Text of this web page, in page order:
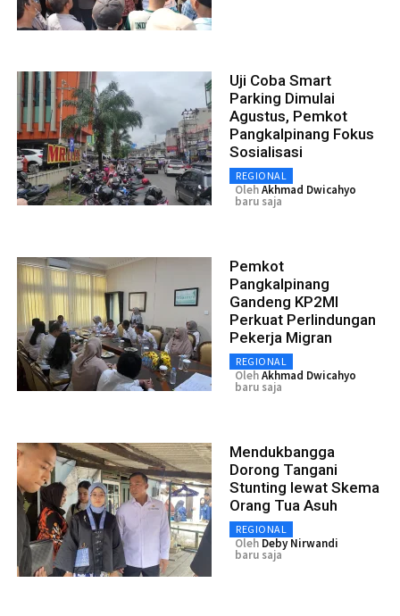
Uji Coba Smart
Parking Dimulai
Agustus, Pemkot
Pangkalpinang Fokus
Sosialisasi
REGIONAL
OlehAkhmad Dwicahyo
baru saja
Pemkot
Pangkalpinang
Gandeng KP2MI
Perkuat Perlindungan
Pekerja Migran
REGIONAL
OlehAkhmad Dwicahyo
baru saja
Mendukbangga
Dorong Tangani
Stunting lewat Skema
Orang Tua Asuh
REGIONAL
Oleh Deby Nirwandi
baru saja